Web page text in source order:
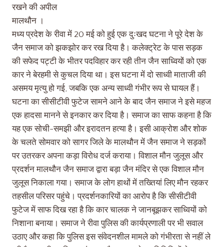
रखने की अपील
मालथौन ।
मध्य प्रदेश के रीवा में 20 मई को हुई एक दुःखद घटना ने पूरे देश के
जैन समाज को झकझोर कर रख दिया है। कलेक्ट्रेट के पास सड़क
की सफेद पट्टी के भीतर पदविहार कर रही तीन जैन साध्वियों को एक
कार ने बेरहमी से कुचल दिया था। इस घटना में दो साध्वी माताजी की
असमय मृत्यु हो गई, जबकि एक अन्य साध्वी गंभीर रूप से घायल हैं।
घटना का सीसीटीवी फुटेज सामने आने के बाद जैन समाज ने इसे महज
एक हादसा मानने से इनकार कर दिया है। समाज का साफ कहना है कि
यह एक सोची-समझी और इरादतन हत्या है। इसी आक्रोश और शोक
के चलते सोमवार को सागर जिले के मालथौन में जैन समाज ने सड़कों
पर उतरकर अपना कड़ा विरोध दर्ज कराया। विशाल मौन जुलूस और
प्रदर्शन मालथौन जैन समाज द्वारा बड़ा जैन मंदिर से एक विशाल मौन
जुलूस निकाला गया। समाज के लोग हाथों में तख्तियां लिए मौन रहकर
तहसील परिसर पहुंचे। प्रदर्शनकारियों का आरोप है कि सीसीटीवी
फुटेज में साफ दिख रहा है कि कार चालक ने जानबूझकर साध्वियों को
निशाना बनाया। समाज ने रीवा पुलिस की कार्यप्रणाली पर भी सवाल
उठाए और कहा कि पुलिस इस संवेदनशील मामले को गंभीरता से नहीं ले